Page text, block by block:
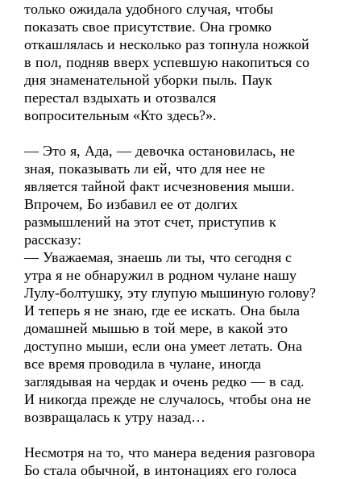
только ожидала удобного случая, чтобы
показать свое присутствие. Она громко
откашлялась и несколько раз топнула ножкой
в пол, подняв вверх успевшую накопиться со
дня знаменательной уборки пыль. Паук
перестал вздыхать и отозвался
вопросительным «Кто здесь?».
— Это я, Ада, — девочка остановилась, не
зная, показывать ли ей, что для нее не
является тайной факт исчезновения мыши.
Впрочем, Бо избавил ее от долгих
размышлений на этот счет, приступив к
рассказу:
— Уважаемая, знаешь ли ты, что сегодня с
утра я не обнаружил в родном чулане нашу
Лулу-болтушку, эту глупую мышиную голову?
И теперь я не знаю, где ее искать. Она была
домашней мышью в той мере, в какой это
доступно мыши, если она умеет летать. Она
все время проводила в чулане, иногда
заглядывая на чердак и очень редко — в сад.
И никогда прежде не случалось, чтобы она не
возвращалась к утру назад…
Несмотря на то, что манера ведения разговора
Бо стала обычной, в интонациях его голоса